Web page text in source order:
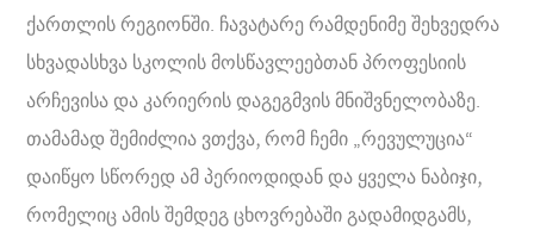
ქართლის რეგიონში. ჩავატარე რამდენიმე შეხვედრა
სხვადასხვა სკოლის მოსწავლეებთან პროფესიის
არჩევისა და კარიერის დაგეგმვის მნიშვნელობაზე.
თამამად შემიძლია ვთქვა, რომ ჩემი „რევულუცია“
დაიწყო სწორედ ამ პერიოდიდან და ყველა ნაბიჯი,
რომელიც ამის შემდეგ ცხოვრებაში გადამიდგამს,